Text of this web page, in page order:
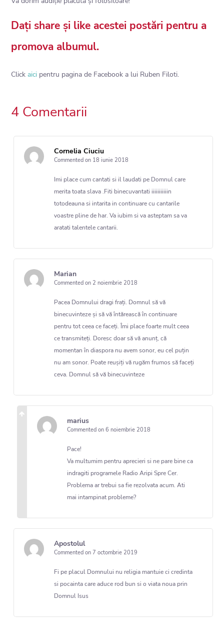
Dați share și like acestei postări pentru a
promova albumul.
Click aicipentru pagina de Facebook a lui Ruben Filoti.
4 Comentarii
Cornelia Ciuciu
Commented on 18 iunie 2018
Imi place cum cantati si il laudati pe Domnul care
merita toata slava .Fiti binecuvantati iiiiiiiiiiin
totodeauna si intarita in continuare cu cantarile
voastre pline de har. Va iubim si va asteptam sa va
aratati talentele cantarii.
Marian
Commented on 2 noiembrie 2018
Pacea Domnului dragi frați. Domnul să vă
binecuvinteze și să vă întărească în continuare
pentru tot ceea ce faceți. Îmi place foarte mult ceea
ce transmiteți. Doresc doar să vă anunț, că
momentan în diaspora nu avem sonor, eu cel puțin
nu am sonor. Poate reușiți vă rugăm frumos să faceți
ceva. Domnul să vă binecuvinteze
marius
Commented on 6 noiembrie 2018
Pace!
Va multumim pentru aprecieri si ne pare bine ca
indragiti programele Radio Aripi Spre Cer.
Problema ar trebui sa fie rezolvata acum. Ati
mai intampinat probleme?
Apostolul
Commented on 7 octombrie 2019
Fi pe placul Domnului nu religia mantuie ci credinta
si pocainta care aduce rod bun si o viata noua prin
Domnul Isus